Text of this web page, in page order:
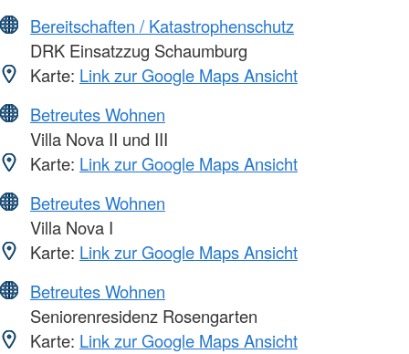
Bereitschaften / Katastrophenschutz
DRK Einsatzzug Schaumburg
Karte: Link zur Google Maps Ansicht
Betreutes Wohnen
Villa Nova II und III
Karte: Link zur Google Maps Ansicht
Betreutes Wohnen
Villa Nova I
Karte: Link zur Google Maps Ansicht
Betreutes Wohnen
Seniorenresidenz Rosengarten
Karte: Link zur Google Maps Ansicht